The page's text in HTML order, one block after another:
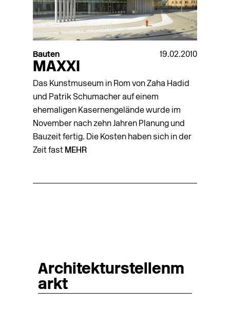
Bauten 19.02.2010
MAXXI
Das Kunstmuseum in Rom von Zaha Hadid
und Patrik Schumacher auf einem
ehemaligen Kasernengelände wurde im
November nach zehn Jahren Planung und
Bauzeit fertig. Die Kosten haben sich in der
Zeit fast MEHR
Architekturstellenm
arkt